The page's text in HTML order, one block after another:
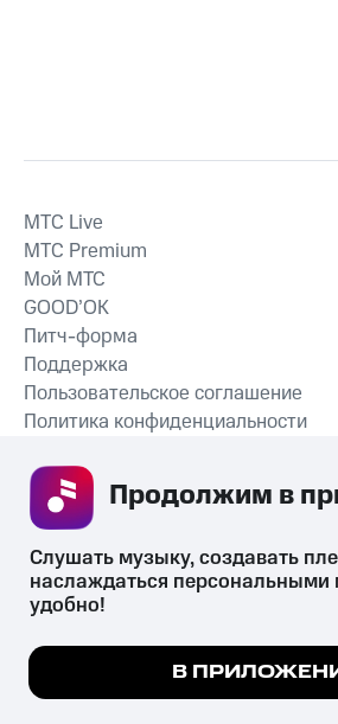
СКАЧАТЬ
MTС Live
MTС Premium
Мой МТС
GOOD’OK
Питч-форма
Поддержка
Пользовательское соглашение
Политика конфиденциальности
психотропных веществ, их аналогов
их незаконный оборот запрещён и
законодательством ответственность.
Мы используем куки, чтобы на
Подробнее
Слушать музыку, создавать
наслаждаться персональными
удобно!
В